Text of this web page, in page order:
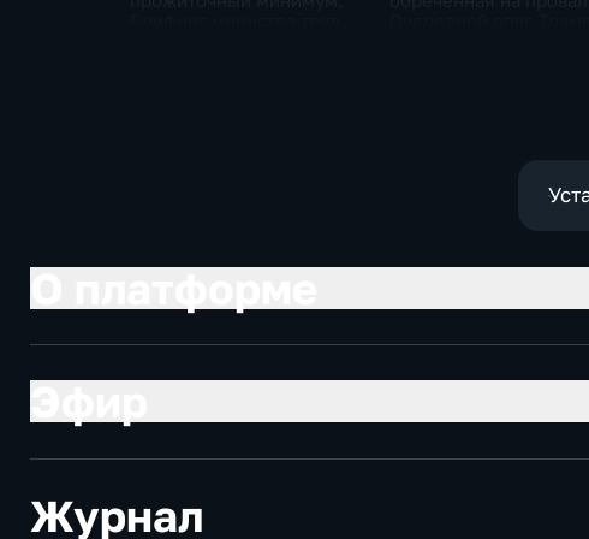
Журнал